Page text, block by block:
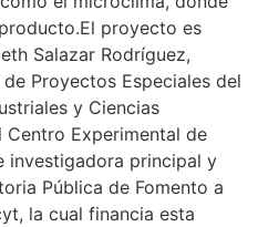
proyecto es
Salazar Rodríguez,
Proyectos Especiales del
y Ciencias
Centro Experimental de
investigadora principal y
Pública de Fomento a
la cual financia esta